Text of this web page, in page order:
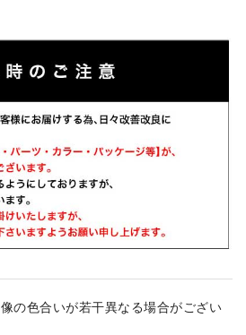
の色合いが若干異なる場合がござい